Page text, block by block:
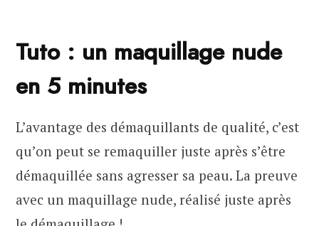
Tuto : un maquillage nude
en 5 minutes
L’avantage des démaquillants de qualité, c’est
qu’on peut se remaquiller juste après s’être
démaquillée sans agresser sa peau. La preuve
avec un maquillage nude, réalisé juste après